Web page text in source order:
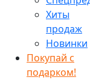
Хиты
продаж
Новинки
Покупай с
подарком!